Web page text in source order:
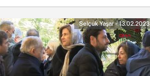
Selçuk Yaşar - 13.02.2023